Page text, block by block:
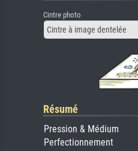
Cintre photo
Cintre à image dentelée
Résumé
Pression & Médium
Perfectionnement